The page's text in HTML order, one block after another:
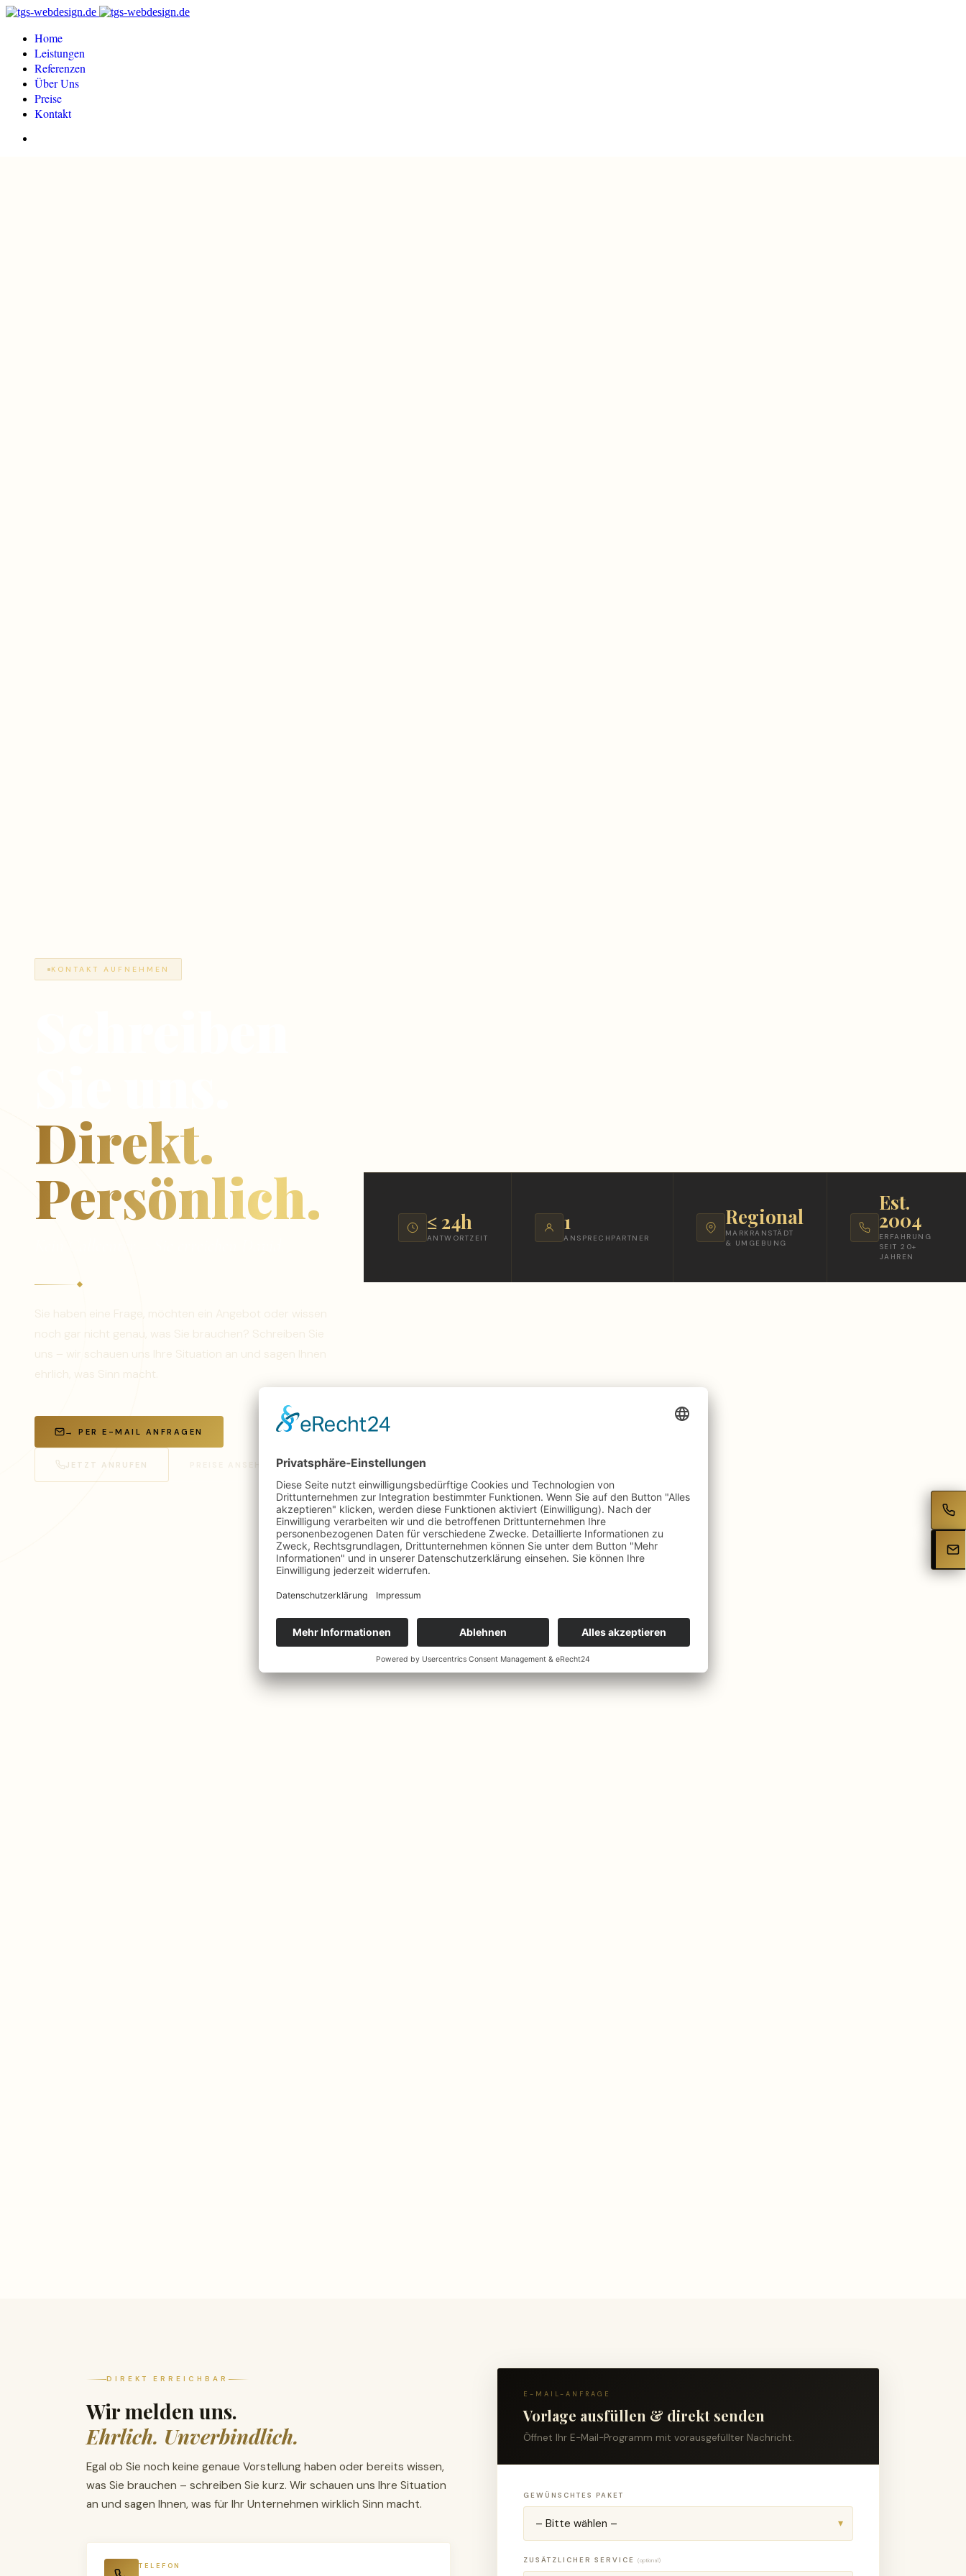
Home
Leistungen
Referenzen
Über Uns
Preise
Kontakt
KONTAKT AUFNEHMEN
Direkt.
Persönlich.
Sie haben eine Frage, möchten ein Angebot oder wissen
noch gar nicht genau, was Sie brauchen? Schreiben Sie
uns – wir schauen uns Ihre Situation an und sagen Ihnen
ehrlich, was Sinn macht.
→ PER E-MAIL ANFRAGEN
JETZT ANRUFEN
≤ 24h
ANTWORTZEIT
1
ANSPRECHPARTNER
Regional
MARKRANSTÄDT
& UMGEBUNG
Est.
2004
ERFAHRUNG
SEIT 20+
JAHREN
DIREKT ERREICHBAR
Wir melden uns.
Ehrlich. Unverbindlich.
Egal ob Sie noch keine genaue Vorstellung haben oder bereits wissen,
was Sie brauchen – schreiben Sie kurz. Wir schauen uns Ihre Situation
an und sagen Ihnen, was für Ihr Unternehmen wirklich Sinn macht.
TELEFON
E-MAIL-ANFRAGE
Vorlage ausfüllen & direkt senden
Öffnet Ihr E-Mail-Programm mit vorausgefüllter Nachricht.
GEWÜNSCHTES PAKET
ZUSÄTZLICHER SERVICE(optional)